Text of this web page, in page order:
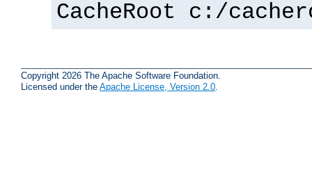
CacheRoot c:/
Copyright 2026 The Apache Software Foundation.
Licensed under the Apache License, Version 2.0.